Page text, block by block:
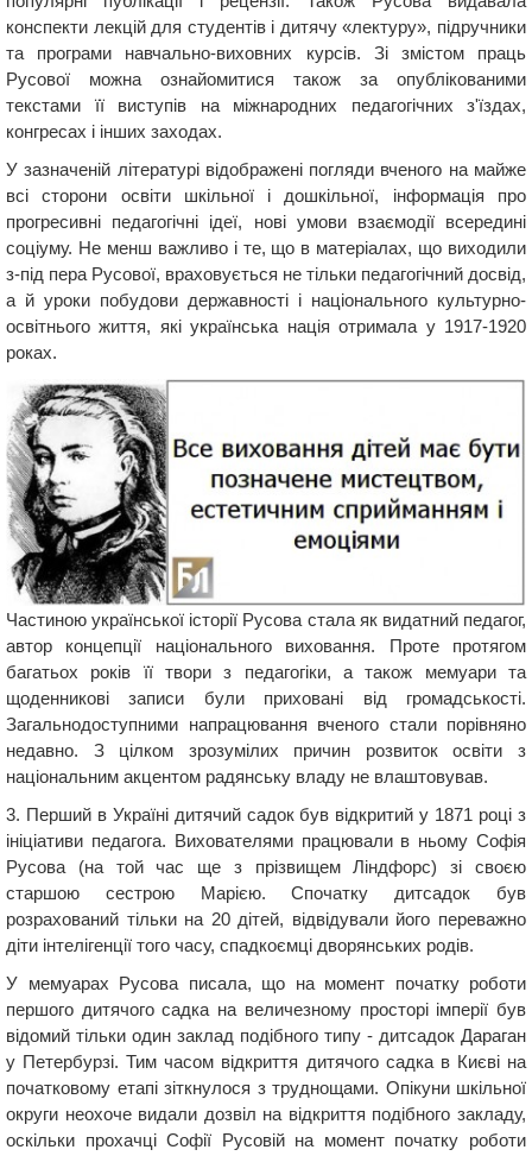
конспекти лекцій для студентів і дитячу «лектуру», підручники
та програми навчально-виховних курсів. Зі змістом праць
Русової можна ознайомитися також за опублікованими
текстами її виступів на міжнародних педагогічних з'їздах,
конгресах і інших заходах.
У зазначеній літературі відображені погляди вченого на майже
всі сторони освіти шкільної і дошкільної, інформація про
прогресивні педагогічні ідеї, нові умови взаємодії всередині
соціуму. Не менш важливо і те, що в матеріалах, що виходили
з-під пера Русової, враховується не тільки педагогічний досвід,
а й уроки побудови державності і національного культурно-
освітнього життя, які українська нація отримала у 1917-1920
роках.
Частиною української історії Русова стала як видатний педагог,
автор концепції національного виховання. Проте протягом
багатьох років її твори з педагогіки, а також мемуари та
щоденникові записи були приховані від громадськості.
Загальнодоступними напрацювання вченого стали порівняно
недавно. З цілком зрозумілих причин розвиток освіти з
національним акцентом радянську владу не влаштовував.
3. Перший в Україні дитячий садок був відкритий у 1871 році з
ініціативи педагога. Вихователями працювали в ньому Софія
Русова (на той час ще з прізвищем Ліндфорс) зі своєю
старшою сестрою Марією. Спочатку дитсадок був
розрахований тільки на 20 дітей, відвідували його переважно
діти інтелігенції того часу, спадкоємці дворянських родів.
У мемуарах Русова писала, що на момент початку роботи
першого дитячого садка на величезному просторі імперії був
відомий тільки один заклад подібного типу - дитсадок Дараган
у Петербурзі. Тим часом відкриття дитячого садка в Києві на
початковому етапі зіткнулося з труднощами. Опікуни шкільної
округи неохоче видали дозвіл на відкриття подібного закладу,
оскільки прохачці Софії Русовій на момент початку роботи